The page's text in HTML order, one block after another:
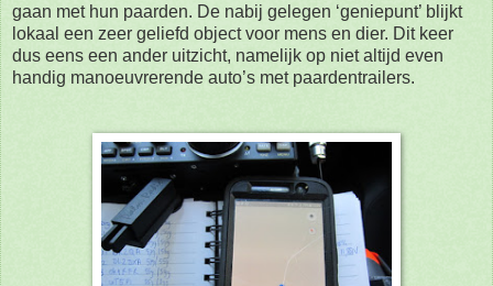
gaan met hun paarden. De nabij gelegen ‘geniepunt’ blijkt
lokaal een zeer geliefd object voor mens en dier. Dit keer
dus eens een ander uitzicht, namelijk op niet altijd even
handig manoeuvrerende auto’s met paardentrailers.